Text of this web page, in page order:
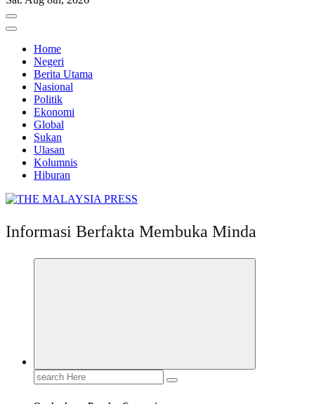
Home
Negeri
Berita Utama
Nasional
Politik
Ekonomi
Global
Sukan
Ulasan
Kolumnis
Hiburan
Informasi Berfakta Membuka Minda
Search
for: